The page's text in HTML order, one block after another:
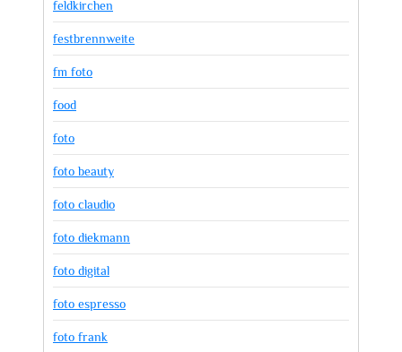
feldkirchen
festbrennweite
fm foto
food
foto
foto beauty
foto claudio
foto diekmann
foto digital
foto espresso
foto frank